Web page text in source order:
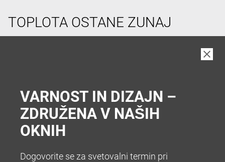
TOPLOTA OSTANE ZUNAJ
prostor v hiši. Da vam zato ni treba hoditi v klet vam
zatemnitev z roletami ali optimalno zatemnitev z
zunanjimi žaluzijami.
VARNOST IN DIZAJN –
ZDRUŽENA V NAŠIH
OKNIH
Dogovorite se za svetovalni termin pri